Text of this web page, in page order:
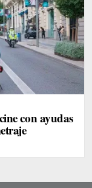
con ayudas